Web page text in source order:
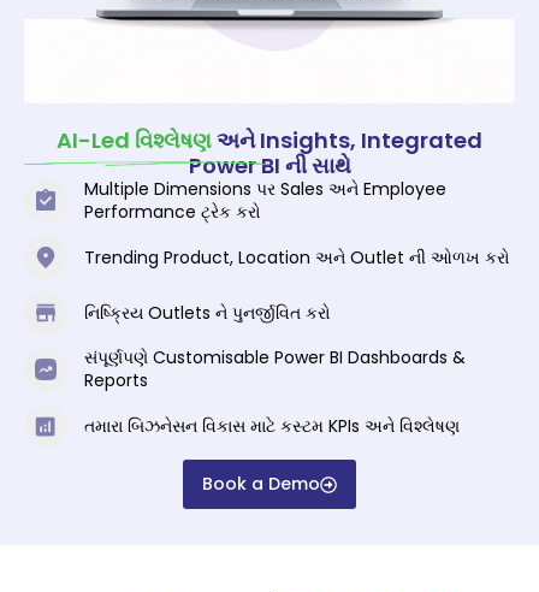
AI-Led વિશ્લેષણઅને Insights, Integrated
Power BI ની સાથે
Multiple Dimensions પર Sales અને Employee
Performance ટ્રેક કરો
Trending Product, Location અને Outlet ની ઓળખ કરો
નિષ્ક્રિય Outlets ને પુનર્જીવિત કરો
સંપૂર્ણપણે Customisable Power BI Dashboards &
Reports
તમારા બિઝનેસન વિકાસ માટે કસ્ટમ KPIs અને વિશ્લેષણ
Book a Demo